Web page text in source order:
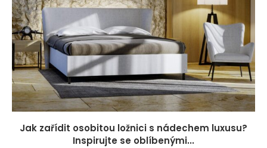
Jak zařídit osobitou ložnici s nádechem luxusu?
Inspirujte se oblíbenými...